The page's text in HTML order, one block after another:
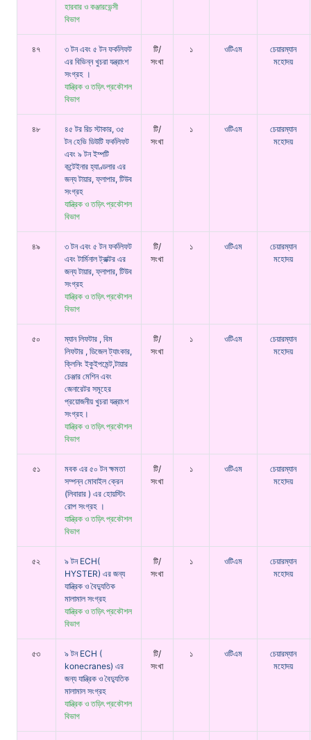
হারবার ও কঞ্জারভেন্সী
বিভাগ
৪৭
৩ টন এবং ৫ টন ফর্কলিফট
এর বিভিন্ন খুচরা যন্ত্রাংশ
সংগ্রহ ।
যান্ত্রিক ও তড়িৎ প্রকৌশল
বিভাগ
টি/
সংখা
১ ওটিএম
চেয়ারম্যান
মহোদয়
৪৮
৪৫ টর রিচ স্টাকার, ৩৫
টন হেভি ডিউটি ফর্কলিফট
এবং ৯ টন ইম্পটি
কন্টেইনার হ্যাণ্ডলার এর
জন্য টায়ার, ফ্লাপার, টিউব
সংগ্রহ
যান্ত্রিক ও তড়িৎ প্রকৌশল
বিভাগ
টি/
সংখা
১ ওটিএম
চেয়ারম্যান
মহোদয়
৪৯
৩ টন এবং ৫ টন ফর্কলিফট
এবং টার্মিনাল ট্রাক্টর এর
জন্য টায়ার, ফ্লাপার, টিউব
সংগ্রহ
যান্ত্রিক ও তড়িৎ প্রকৌশল
বিভাগ
টি/
সংখা
১ ওটিএম
চেয়ারম্যান
মহোদয়
৫০
ম্যান লিফটার , বিম
লিফটার , ডিজেল ট্যাংকার,
ক্লিনিং ইকুইপমেন্ট,টায়ার
চেঞ্জার মেশিন এবং
জেনারেটর সমূহের
প্রয়োজনীয় খুচরা যন্ত্রাংশ
সংগ্রহ।
যান্ত্রিক ও তড়িৎ প্রকৌশল
বিভাগ
টি/
সংখা
১ ওটিএম
চেয়ারম্যান
মহোদয়
৫১
মবক এর ৫০ টন ক্ষমতা
সম্পন্ন মোবাইল ক্রেন
(লিবারার ) এর হোয়স্টিং
রোপ সংগ্রহ ।
যান্ত্রিক ও তড়িৎ প্রকৌশল
বিভাগ
টি/
সংখা
১ ওটিএম
চেয়ারম্যান
মহোদয়
৫২
৯ টন ECH(
HYSTER) এর জন্য
যান্ত্রিক ও বৈদ্যুতিক
মালামাল সংগ্রহ
যান্ত্রিক ও তড়িৎ প্রকৌশল
বিভাগ
টি/
সংখা
১ ওটিএম
চেয়ারম্যান
মহোদয়
৫৩
৯ টন ECH (
konecranes) এর
জন্য যান্ত্রিক ও বৈদ্যুতিক
মালামাল সংগ্রহ
যান্ত্রিক ও তড়িৎ প্রকৌশল
বিভাগ
টি/
সংখা
১ ওটিএম
চেয়ারম্যান
মহোদয়